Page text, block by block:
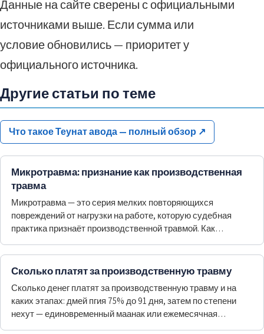
Данные на сайте сверены с официальными
источниками выше. Если сумма или
условие обновились — приоритет у
официального источника.
Другие статьи по теме
Что такое Теунат авода — полный обзор ↗
Микротравма: признание как производственная
травма
Микротравма — это серия мелких повторяющихся
повреждений от нагрузки на работе, которую судебная
практика признаёт производственной травмой. Как
Сколько платят за производственную травму
Сколько денег платят за производственную травму и на
каких этапах: дмей пгия 75% до 91 дня, затем по степени
нехут — единовременный маанак или ежемесячная